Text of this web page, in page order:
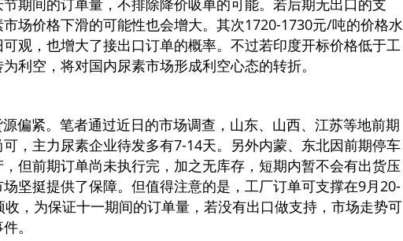
期间的订单量，不排除降价吸单的可能。若后期无出口的支
场价格下滑的可能性也会增大。其次1720-1730元/吨的价格水
观，也增大了接出口订单的概率。不过若印度开标价格低于工
利空，将对国内尿素市场形成利空心态的转折。
紧。笔者通过近日的市场调查，山东、山西、江苏等地前期
，主力尿素企业待发多有7-14天。另外内蒙、东北因前期停车
但前期订单尚未执行完，加之无库存，短期内暂不会有出货压
坚挺提供了保障。但值得注意的是，工厂订单可支撑在9月20-
，为保证十一期间的订单量，若没有出口做支持，市场走势可
。